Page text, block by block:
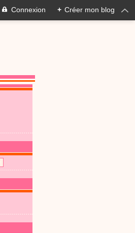
Connexion + Créer mon blog